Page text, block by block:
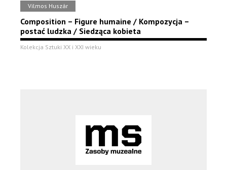
Vilmos Huszár
Composition – Figure humaine / Kompozycja –
postać ludzka / Siedząca kobieta
Kolekcja Sztuki XX i XXI wieku